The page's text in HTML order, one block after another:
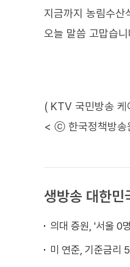
지금까지 농림수산
오늘 말씀 고맙습니
( KTV 국민방송 케
< ⓒ 한국정책방송
생방송 대한민
의대 증원, '서울 0
미 연준, 기준금리